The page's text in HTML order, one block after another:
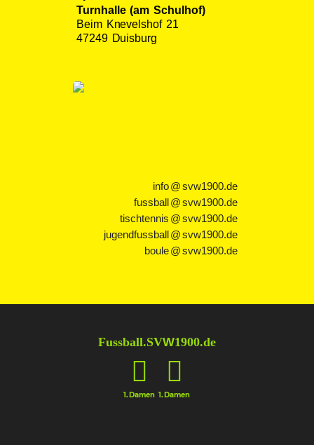
Turnhalle (am Schulhof)
Beim Knevelshof 21
47249 Duisburg
info @ svw1900.de
fussball @ svw1900.de
tischtennis @ svw1900.de
jugendfussball @ svw1900.de
boule @ svw1900.de
Fussball.SVW1900.de
1.Damen 1.Damen